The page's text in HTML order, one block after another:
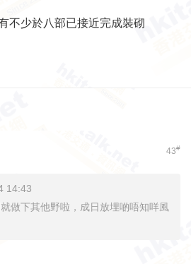
不少於八部已接近完成裝砌
43#
14:43
做下其他野啦，成日放埋啲唔知咩風